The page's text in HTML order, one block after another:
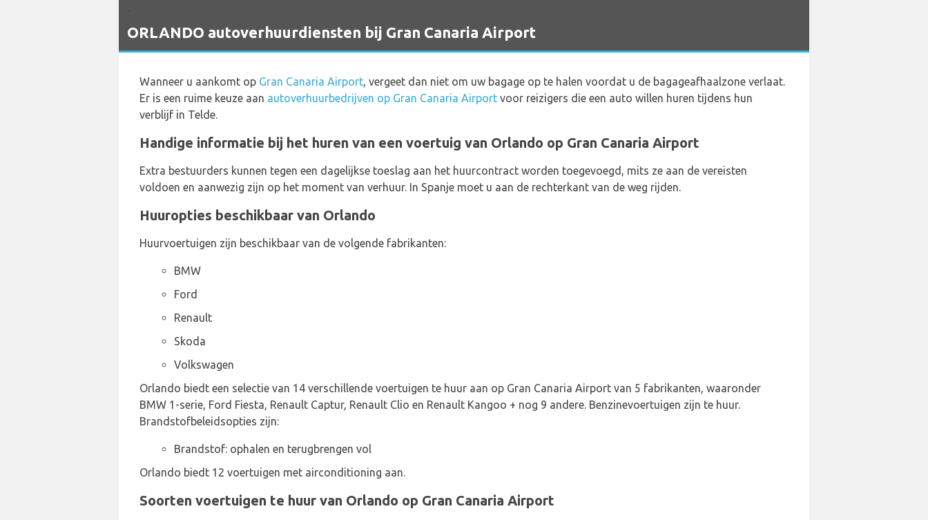
ORLANDO autoverhuurdiensten bij Gran Canaria Airport
Wanneer u aankomt op Gran Canaria Airport, vergeet dan niet om uw bagage op te halen voordat u de bagageafhaalzone verlaat.
Er is een ruime keuze aan autoverhuurbedrijven op Gran Canaria Airport voor reizigers die een auto willen huren tijdens hun
verblijf in Telde.
Handige informatie bij het huren van een voertuig van Orlando op Gran Canaria Airport
Extra bestuurders kunnen tegen een dagelijkse toeslag aan het huurcontract worden toegevoegd, mits ze aan de vereisten
voldoen en aanwezig zijn op het moment van verhuur. In Spanje moet u aan de rechterkant van de weg rijden.
Huuropties beschikbaar van Orlando
Huurvoertuigen zijn beschikbaar van de volgende fabrikanten:
BMW
Ford
Renault
Skoda
Volkswagen
Orlando biedt een selectie van 14 verschillende voertuigen te huur aan op Gran Canaria Airport van 5 fabrikanten, waaronder
BMW 1-serie, Ford Fiesta, Renault Captur, Renault Clio en Renault Kangoo + nog 9 andere. Benzinevoertuigen zijn te huur.
Brandstofbeleidsopties zijn:
Brandstof: ophalen en terugbrengen vol
Orlando biedt 12 voertuigen met airconditioning aan.
Soorten voertuigen te huur van Orlando op Gran Canaria Airport